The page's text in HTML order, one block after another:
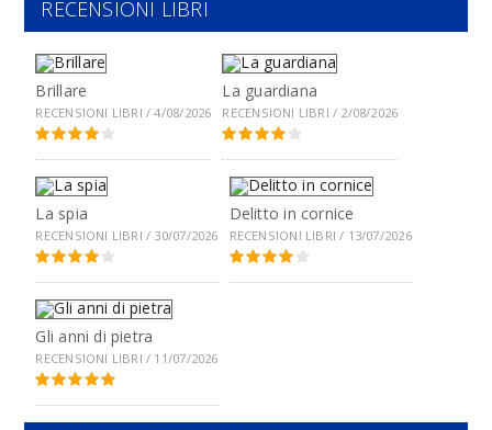
RECENSIONI LIBRI
Brillare
RECENSIONI LIBRI / 4/08/2026
La guardiana
RECENSIONI LIBRI / 2/08/2026
La spia
RECENSIONI LIBRI / 30/07/2026
Delitto in cornice
RECENSIONI LIBRI / 13/07/2026
Gli anni di pietra
RECENSIONI LIBRI / 11/07/2026